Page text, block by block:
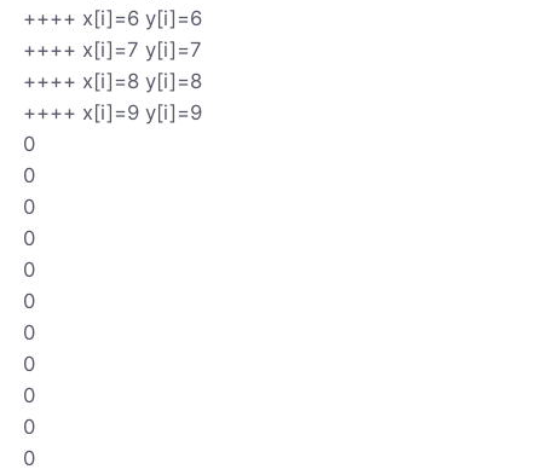
++++ x[i]=6 y[i]=6
++++ x[i]=7 y[i]=7
++++ x[i]=8 y[i]=8
++++ x[i]=9 y[i]=9
0
0
0
0
0
0
0
0
0
0
0